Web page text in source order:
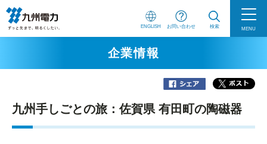
ENGLISH お問い合わせ 検索 MENU
企業情報
九州手しごとの旅：佐賀県 有田町の陶磁器